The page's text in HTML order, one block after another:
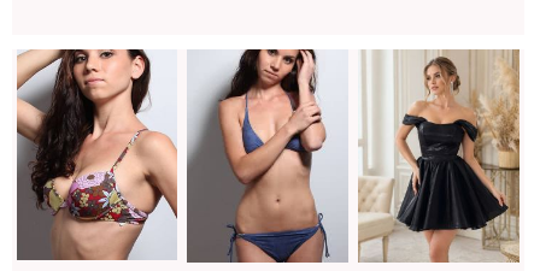
Коричневое
Вечернее платье
Вечернее